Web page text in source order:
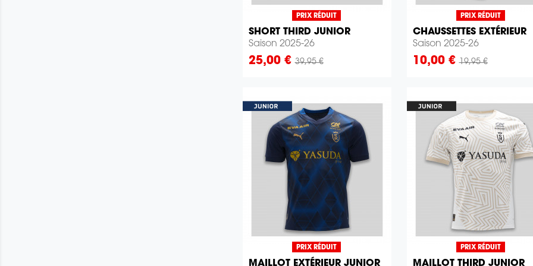
PRIX RÉDUIT
SHORT THIRD JUNIOR
Saison 2025-26
Prix
25,00 € 39,95 €
Aperçu rapide
PRIX RÉDUIT
CHAUSSETTES EXTÉRIEUR
Saison 2025-26
Prix
10,00 € 19,95 €
Aperçu rapide
PRIX RÉDUIT
MAILLOT EXTÉRIEUR JUNIOR
PRIX RÉDUIT
MAILLOT THIRD JUNIOR